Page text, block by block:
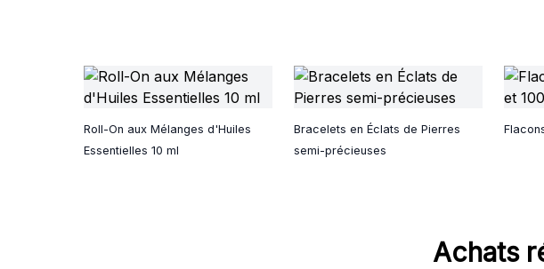
Roll-On aux Mélanges d'Huiles
Essentielles 10 ml
Bracelets en Éclats de Pierres
semi-précieuses
Achats